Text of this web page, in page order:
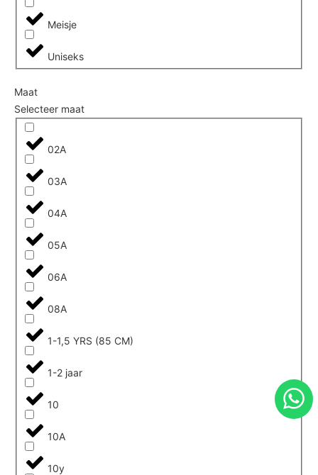
Meisje
Uniseks
Maat
Selecteer maat
02A
03A
04A
05A
06A
08A
1-1,5 YRS (85 CM)
1-2 jaar
10
10A
10y